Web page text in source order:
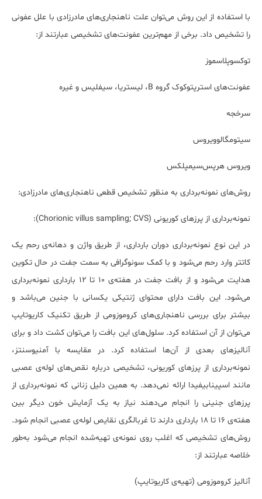
با استفاده از این روش می‌توان علت ناهنجاری‌های مادرزادی با علل عفونی
را تشخیص داد. برخی از مهم‌ترین عفونت‌های تشخیصی عبارتند از:
توکسوپلاسموز
عفونت‌های استرپتوکوک گروه B، لیستریا، سیفلیس و غیره
سرخجه
سیتومگالوویروس
ویروس هرپس‌سیمپلکس
روش‌های نمونه‌برداری به منظور تشخیص قطعی ناهنجاری‌های مادرزادی:
نمونه‌برداری از پرزهای کوریونی (Chorionic villus sampling; CVS
)
:
در این نوع نمونه‌برداری دوران بارداری، از طریق واژن و دهانه‌ی رحم یک
کاتتر وارد رحم می‌شود و با کمک سونوگرافی به سمت جفت در حال تکوین
هدایت می‌شود و از بافت جفت در هفته‌ی 10 تا 12 بارداری نمونه‌برداری
می‌شود. این بافت دارای محتوای ژنتیکی یکسانی با جنین می‌باشد و
بیشتر برای بررسی ناهنجاری‌های کروموزومی از طریق تکنیک کاریوتایپ
می‌توان از آن استفاده کرد. سلول‌های این بافت را می‌توان کشت داد و برای
آنالیزهای بعدی از آن‌ها استفاده کرد. در مقایسه با آمنیوسنتز،
نمونه‌برداری از پرزهای کوریونی، تشخیصی درباره نقص‌های لوله‌ی عصبی
مانند اسپینابیفیدا ارائه نمی‌دهد. به همین دلیل زنانی که نمونه‌برداری از
پرزهای جنینی را انجام می‌دهند نیاز به یک آزمایش خون دیگر بین
هفته‌ی 16 تا 18 بارداری دارند تا غربالگری نقایص لوله‌ی عصبی انجام شود.
روش‌های تشخیصی که اغلب روی نمونه‌ی تهیه‌شده انجام می‌شود به‌طور
خلاصه عبارتند از:
آنالیز کروموزومی (تهیه‌ی کاریوتایپ)